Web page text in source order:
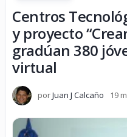
Centros
y proyecto
gradúan 380
virtual
porJuan J Calcaño 19